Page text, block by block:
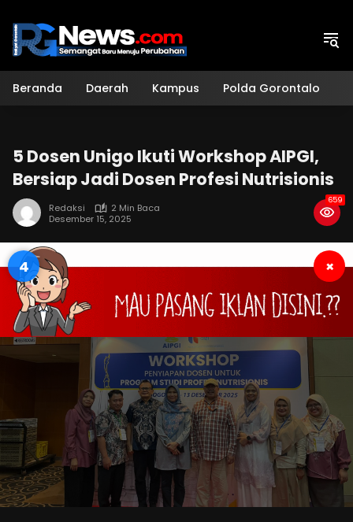
konten
Beranda Daerah Kampus Polda Gorontalo
5 Dosen Unigo Ikuti Workshop AIPGI,
Bersiap Jadi Dosen Profesi Nutrisionis
Redaksi
2 Min Baca
Desember 15, 2025
659
3 ×